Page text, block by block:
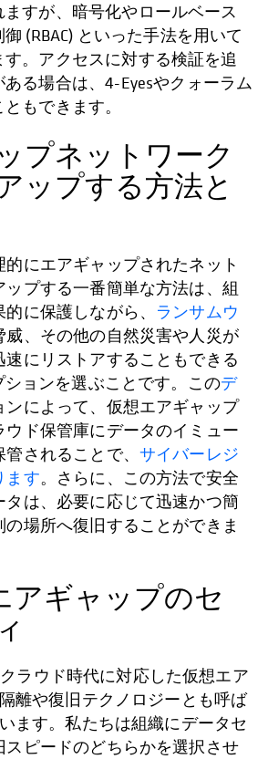
ますが、暗号化やロールベース
(RBAC) といった手法を用いて
。アクセスに対する検証を追
る場合は、4-Eyesやクォーラム
もできます。
プネットワーク
ップする方法と
にエアギャップされたネット
ップする一番簡単な方法は、組
に保護しながら、 ランサムウ
威、その他の自然災害や人災が
にリストアすることもできる
ションを選ぶことです。このデ
ンによって、仮想エアギャップ
ウド保管庫にデータのイミュー
されることで、 サイバーレジ
ます。さらに、この方法で安全
タは、必要に応じて迅速かつ簡
場所へ復旧することができま
アギャップのセ
ラウド時代に対応した仮想エア
離や復旧テクノロジーとも呼ば
ます。私たちは組織にデータセ
スピードのどちらかを選択させ